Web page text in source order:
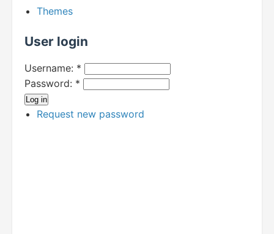
Themes
User login
Username: *
Password: *
Request new password